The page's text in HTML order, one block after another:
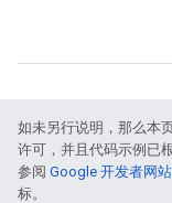
如未另行说明，那么本
许可，并且代码示例已
参阅 Google 开发者网
标。